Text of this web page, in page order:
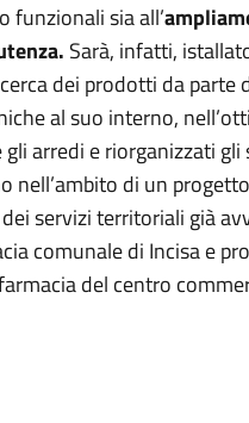
funzionali sia all’
Sarà, infatti,
dei prodotti da parte
al suo interno,
arredi e riorganizzati gli
nell’ambito di un
servizi territoriali già
comunale di Incisa e
del centro